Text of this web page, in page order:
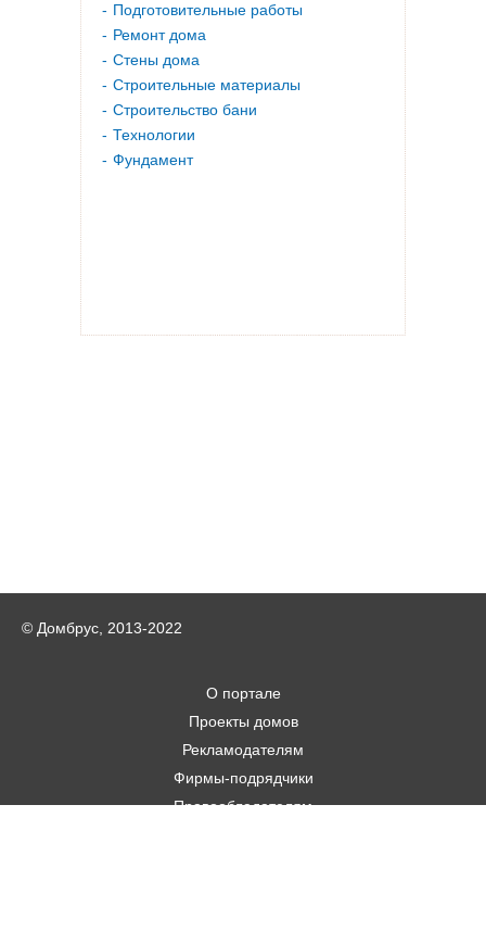
Подготовительные работы
Ремонт дома
Стены дома
Строительные материалы
Строительство бани
Технологии
Фундамент
© Домбрус, 2013-2022
О портале
Проекты домов
Рекламодателям
Фирмы-подрядчики
Правообладателям